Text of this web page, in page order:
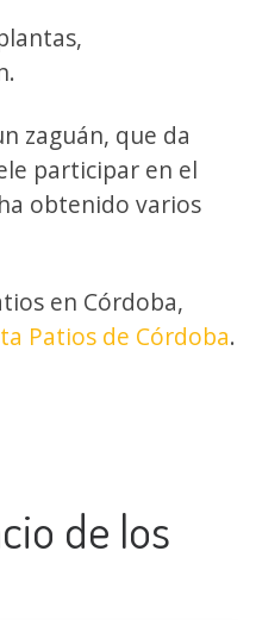
zaguán, que da
participar en el
obtenido varios
en Córdoba,
Patios de Córdoba.
de los